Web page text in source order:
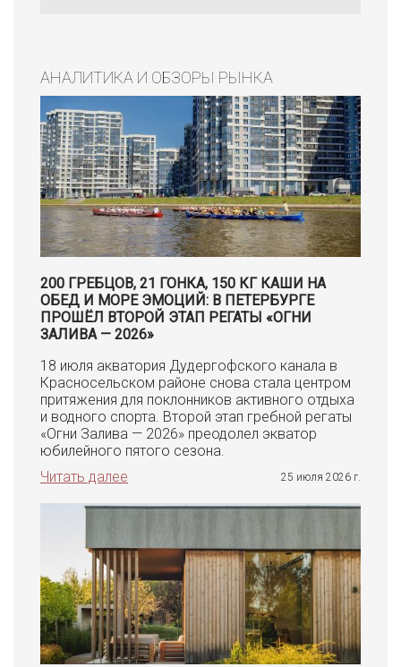
АНАЛИТИКА И ОБЗОРЫ РЫНКА
200 ГРЕБЦОВ, 21 ГОНКА, 150 КГ КАШИ НА
ОБЕД И МОРЕ ЭМОЦИЙ: В ПЕТЕРБУРГЕ
ПРОШЁЛ ВТОРОЙ ЭТАП РЕГАТЫ «ОГНИ
ЗАЛИВА — 2026»
18 июля акватория Дудергофского канала в
Красносельском районе снова стала центром
притяжения для поклонников активного отдыха
и водного спорта. Второй этап гребной регаты
«Огни Залива — 2026» преодолел экватор
юбилейного пятого сезона.
Читать далее
25 июля 2026 г.